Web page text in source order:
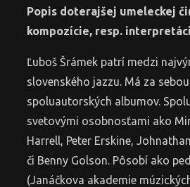
Popis doterajšej umeleckej
kompozície, resp.
Ľuboš Šrámek patrí medzi
slovenského jazzu. Má za
spoluautorských albumov.
svetovými osobnosťami ako
Harrell, Peter Erskine,
či Benny Golson. Pôsobí ako
(Janáčkova akademie